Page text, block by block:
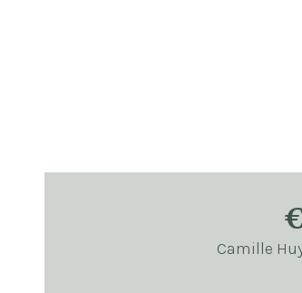
Camille